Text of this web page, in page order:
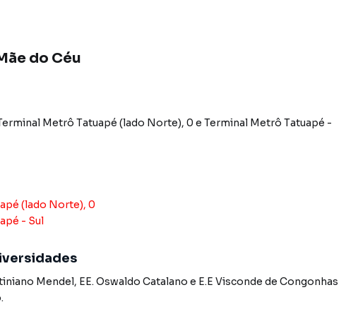
suíte, Sala ampla integrada à cozinha, 1 vaga de garagem, 95m²
mais valorizadas da Zona Leste, perfeito para quem busca
do bairro Cidade Mãe do Céu, em São Paulo. Não encontrou o
opções de apartamentos, casas residenciais e comerciais,
para venda ou locação, além de empreendimentos em
do Céu
Metrô Tatuapé (lado Norte), 0 e Terminal Metrô Tatuapé -
(lado Norte), 0
- Sul
Mendel, EE. Oswaldo Catalano e E.E Visconde de Congonhas